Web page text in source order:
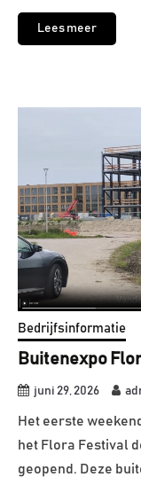
Lees meer
Bedrijfsinformatie
Buitenexpo
juni 29, 2026
Het eerste
het Flora Festival
geopend. Deze